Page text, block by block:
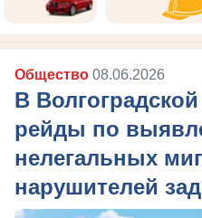
Общество 08.06.2026
В
рейды по
нелегальных
нарушителей